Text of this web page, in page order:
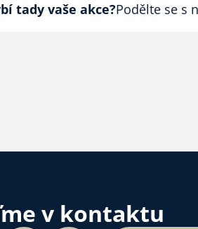
tady vaše akce?Podělte se s
v kontaktu